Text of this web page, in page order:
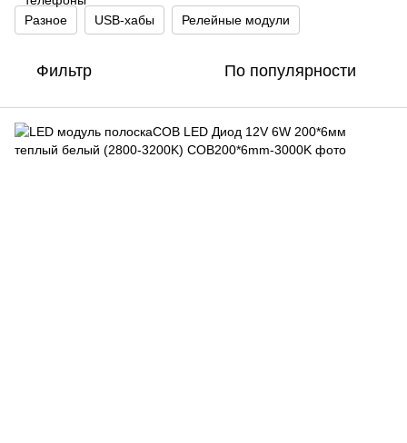
Разное USB-хабы Релейные модули
Фильтр По популярности